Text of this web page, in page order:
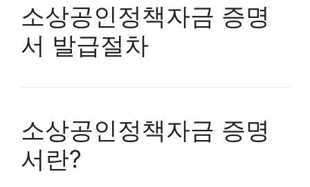
소상공인정책자금 증명
서 발급절차
소상공인정책자금 증명
서란?